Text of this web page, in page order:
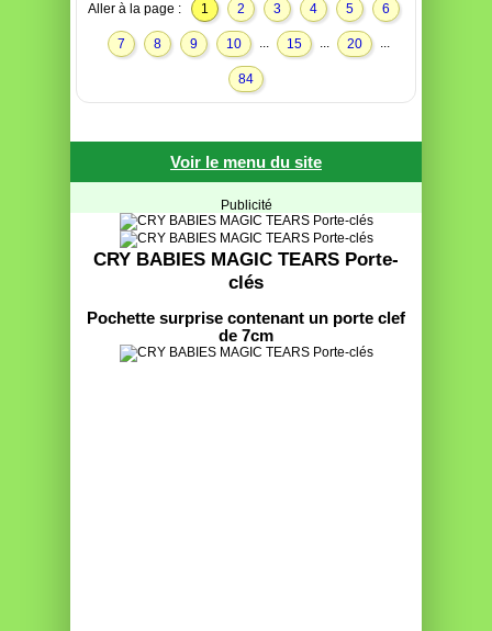
Aller à la page : 1 2 3 4 5 6
7 8 9 10 ... 15 ... 20 ...
84
Voir le menu du site
Publicité
CRY BABIES MAGIC TEARS Porte-
clés
Pochette surprise contenant un porte clef
de 7cm